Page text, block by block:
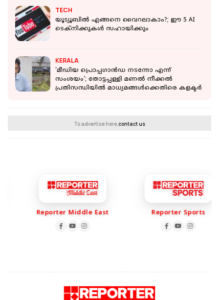
TECH
യൂട്യൂബില്‍ എങ്ങനെ വൈറലാകാം?; ഈ 5 AI
ടെക്‌നിക്കുകള്‍ സഹായിക്കും
KERALA
'മീഡിയ പ്രൊപ്പഗാന്‍ഡ നടന്നോ എന്ന്
സംശയം'; തോട്ടപ്പള്ളി മണൽ നീക്കൽ
പ്രതിസന്ധിയിൽ മാധ്യമങ്ങൾക്കെതിരെ കളക്ടർ
To advertise here,contact us
Reporter Middle East Reporter Sports